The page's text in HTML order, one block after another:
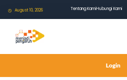
August 10, 2026 Tentang KamiHubungi Kami
Login